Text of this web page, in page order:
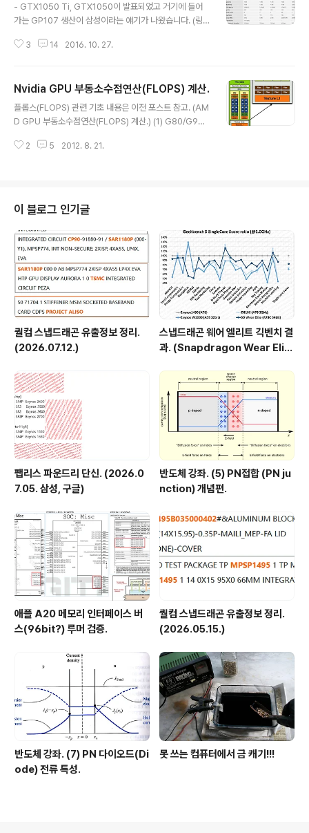
과가 잘 비례하지 않음. FP64 성능은 FP32 성능의 몇분의 1로 정해져서 이 숫
자를 잘..
- GTX1050 Ti, GTX1050이 발표되었고 거기에 들어
가는 GP107 생산이 삼성이라는 얘기가 나왔습니다. (링
scal-Hardware-261713/Specials/Geforce-GTX
GP107이 14nm 공정임이 확인되었습니다. 시기상 14LP
P 공정이겠지요. GP107 다이사이즈는 130~135mm2
정도로 알려져있는데 (위에는 132mm2로 나왔네요.) 작
미드레인지에 진입했으니 삼성에게는 의미있는 생산일겁
3 14 2016. 10. 27.
Nvidia GPU 부동소수점연산(FLOPS) 계산.
플롭스(FLOPS) 관련 기초 내용은 이전 포스트 참고. (AM
D GPU 부동소수점연산(FLOPS) 계산.) (1) G80/G92
GTX200 계열에 사용. 32비트 단정밀도(Single-Preci
동일합니다. Geforce 9000 계열이 사골이라고 욕먹는
이유. (이하의 이런 류의 일러스트는 모두 後藤 弘茂(Hir
oshige Goto)씨 출처입니다.) G80/G92 코어는 SM(S
treaming Multiprocessor) - TPC(T..
2 5 2012. 8. 21.
이 블로그 인기글
퀄컴 스냅드래곤 유출정보 정리.
(2026.07.12.)
스냅드래곤 웨어 엘리트 긱벤치 결
과. (Snapdragon Wear Elit
팹리스 파운드리 단신. (2026.0
7.05. 삼성, 구글)
반도체 강좌. (5) PN접합 (PN ju
nction) 개념편.
애플 A20 메모리 인터페이스 버
스(96bit?) 루머 검증.
퀄컴 스냅드래곤 유출정보 정리.
(2026.05.15.)
반도체 강좌. (7) PN 다이오드(Di
ode) 전류 특성.
못 쓰는 컴퓨터에서 금 캐기!!!